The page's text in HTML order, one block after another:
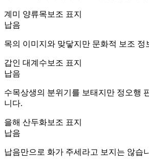
계미 양류목 보조 표지
납음
목의 이미지와 맞닿지만 문화적 보조 정
갑인 대계수 보조 표지
납음
수목상생의 분위기를 보태지만 정오행
니다.
을해 산두화보조 표지
납음
납음만으로 화가 주세라고 보지는 않습